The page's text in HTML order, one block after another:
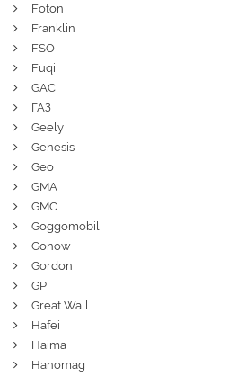
Foton
Franklin
FSO
Fuqi
GAC
ГАЗ
Geely
Genesis
Geo
GMA
GMC
Goggomobil
Gonow
Gordon
GP
Great Wall
Hafei
Haima
Hanomag